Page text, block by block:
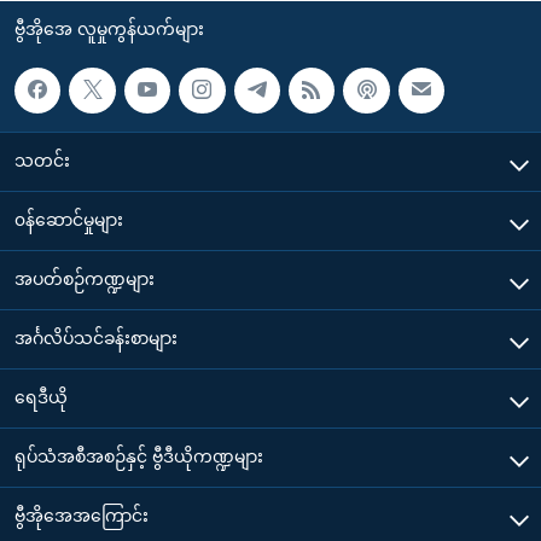
ဗွီအိုအေ လူမှုကွန်ယက်များ
သတင်း
၀န်ဆောင်မှုများ
အပတ်စဉ်ကဏ္ဍများ
အင်္ဂလိပ်သင်ခန်းစာများ
ရေဒီယို
ရုပ်သံအစီအစဉ်နှင့် ဗွီဒီယိုကဏ္ဍများ
ဗွီအိုအေအကြောင်း